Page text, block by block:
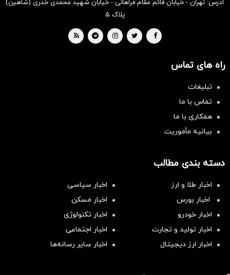
آدرس: تهران - خیابان قائم مقام فراهانی - خیابان شهید محمدی خدری (شاهین)
پلاک ۵
راه های تماس
تبلیغات
تماس با ما
همکاری با ما
بیانیه مأموریت
دسته بندی مطالب
اخبار طلا و ارز
اخبار سیاسی
اخبار بورس
اخبار مسکن
اخبار خودرو
اخبار تکنولوژی
اخبار تولید و تجارت
اخبار اجتماعی
اخبار ارز دیجیتال
اخبار سایر رسانه‌‌ها